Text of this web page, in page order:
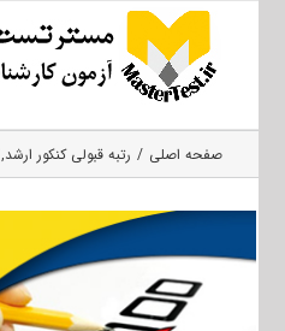
صفحه اصلی رتبه قبولی کنکور ارشد